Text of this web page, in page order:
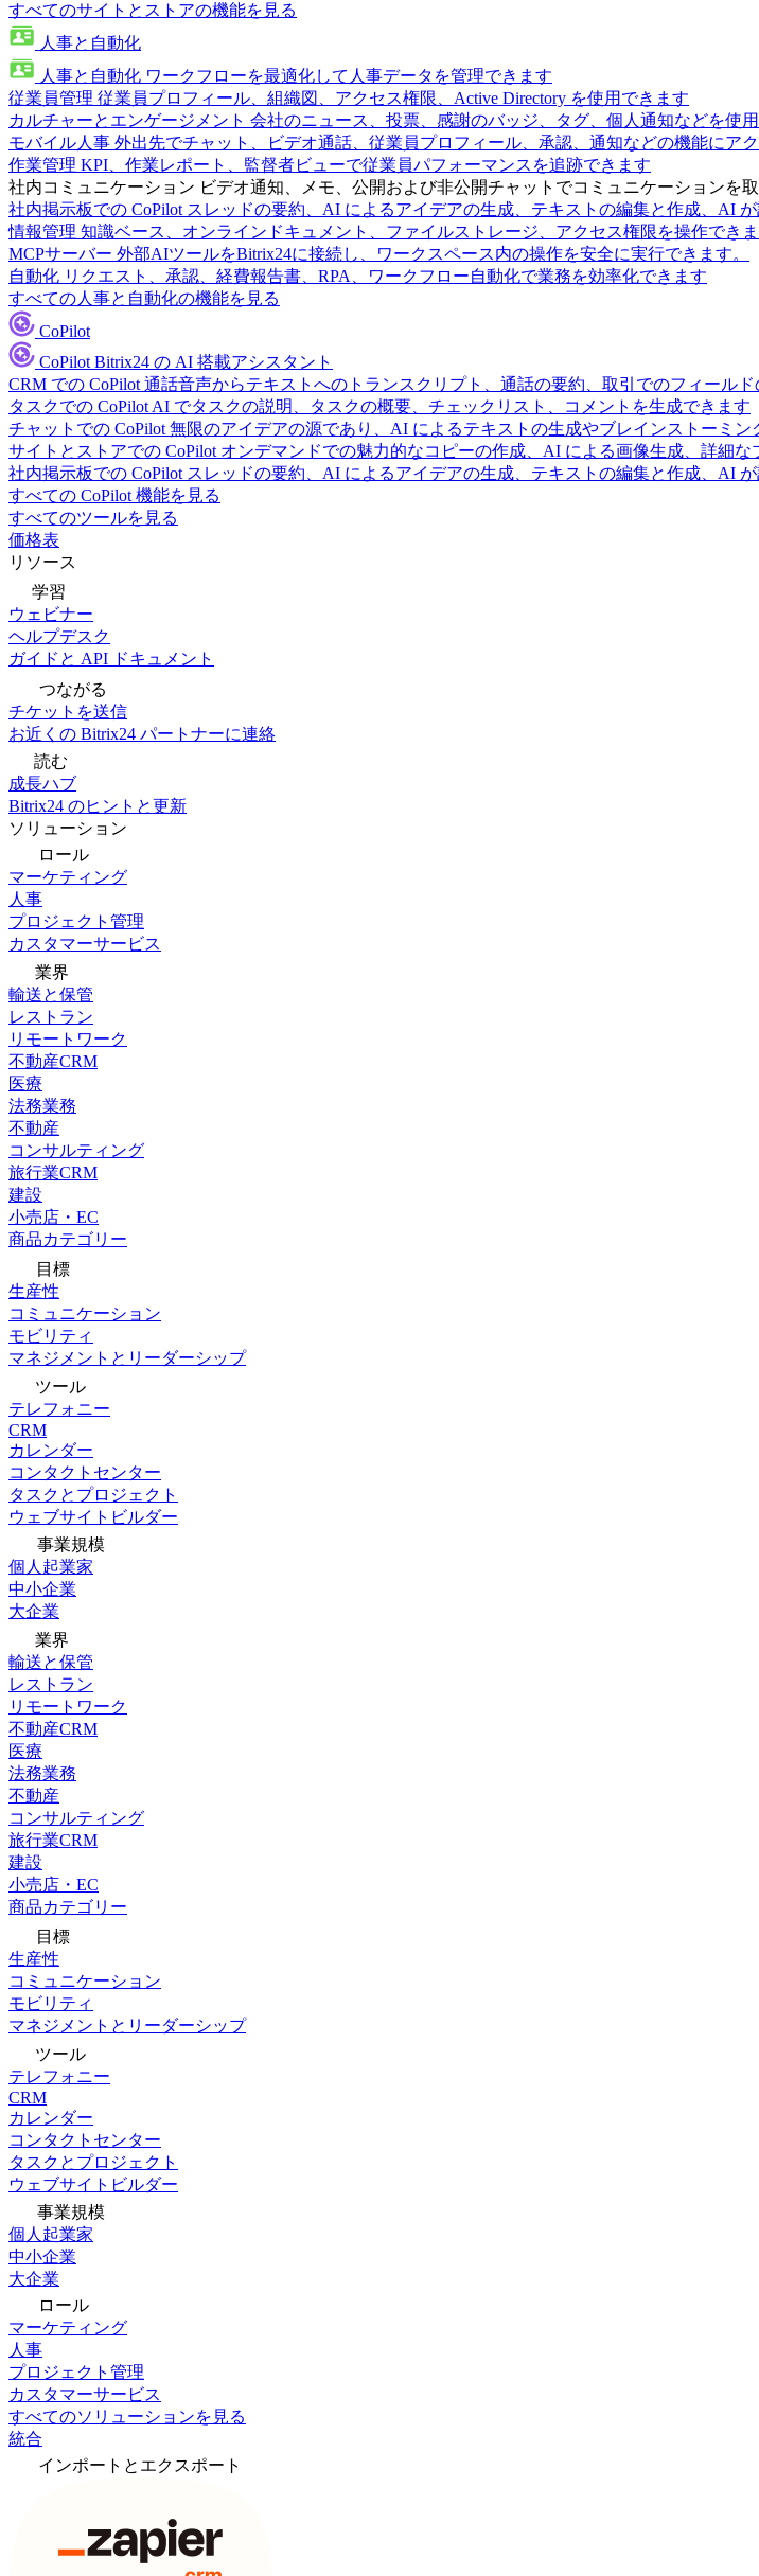
すべてのサイトとストアの機能を見る
人事と自動化
人事と自動化 ワークフローを最適化して人事データを管理できます
従業員管理 従業員プロフィール、組織図、アクセス権限、Active Directory を使用できます
カルチャーとエンゲージメント 会社のニュース、投票、感謝のバッジ、タグ、個人通知などを使
モバイル人事 外出先でチャット、ビデオ通話、従業員プロフィール、承認、通知などの機能にア
作業管理 KPI、作業レポート、監督者ビューで従業員パフォーマンスを追跡できます
社内コミュニケーション ビデオ通知、メモ、公開および非公開チャットでコミュニケーションを
社内掲示板での CoPilot スレッドの要約、AI によるアイデアの生成、テキストの編集と作成、AI
情報管理 知識ベース、オンラインドキュメント、ファイルストレージ、アクセス権限を操作でき
MCPサーバー 外部AIツールをBitrix24に接続し、ワークスペース内の操作を安全に実行できます。
自動化 リクエスト、承認、経費報告書、RPA、ワークフロー自動化で業務を効率化できます
すべての人事と自動化の機能を見る
CoPilot
CoPilot Bitrix24 の AI 搭載アシスタント
CRM での CoPilot 通話音声からテキストへのトランスクリプト、通話の要約、取引でのフィール
タスクでの CoPilot AI でタスクの説明、タスクの概要、チェックリスト、コメントを生成できます
チャットでの CoPilot 無限のアイデアの源であり、AI によるテキストの生成やブレインストーミン
サイトとストアでの CoPilot オンデマンドでの魅力的なコピーの作成、AI による画像生成、詳細
社内掲示板での CoPilot スレッドの要約、AI によるアイデアの生成、テキストの編集と作成、AI
すべての CoPilot 機能を見る
すべてのツールを見る
価格表
リソース
学習
ウェビナー
ヘルプデスク
ガイドと API ドキュメント
つながる
チケットを送信
お近くの Bitrix24 パートナーに連絡
読む
成長ハブ
Bitrix24 のヒントと更新
ソリューション
ロール
マーケティング
人事
プロジェクト管理
カスタマーサービス
業界
輸送と保管
レストラン
リモートワーク
不動産CRM
医療
法務業務
不動産
コンサルティング
旅行業CRM
建設
小売店・EC
商品カテゴリー
目標
生産性
コミュニケーション
モビリティ
マネジメントとリーダーシップ
ツール
テレフォニー
CRM
カレンダー
コンタクトセンター
タスクとプロジェクト
ウェブサイトビルダー
事業規模
個人起業家
中小企業
大企業
業界
輸送と保管
レストラン
リモートワーク
不動産CRM
医療
法務業務
不動産
コンサルティング
旅行業CRM
建設
小売店・EC
商品カテゴリー
目標
生産性
コミュニケーション
モビリティ
マネジメントとリーダーシップ
ツール
テレフォニー
CRM
カレンダー
コンタクトセンター
タスクとプロジェクト
ウェブサイトビルダー
事業規模
個人起業家
中小企業
大企業
ロール
マーケティング
人事
プロジェクト管理
カスタマーサービス
すべてのソリューションを見る
統合
インポートとエクスポート